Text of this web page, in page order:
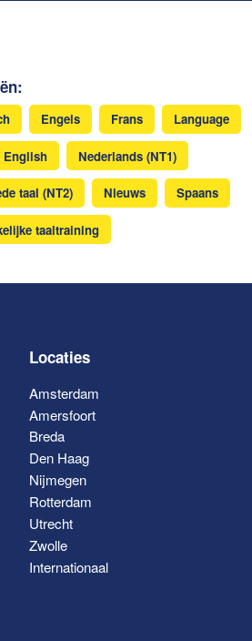
Engels Frans Language
English Nederlands (NT1)
taal (NT2) Nieuws Spaans
taaltraining
Locaties
Amsterdam
Amersfoort
Breda
Den Haag
Nijmegen
Rotterdam
Utrecht
Zwolle
Internationaal